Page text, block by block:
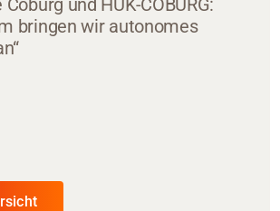
und HUK-COBURG:
bringen wir autonomes